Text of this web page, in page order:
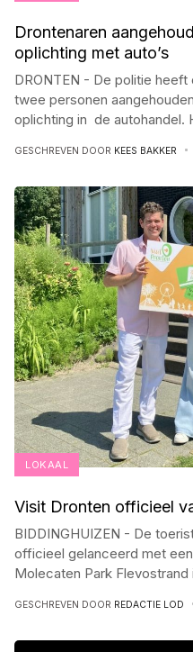
Drontenaren
oplichting met auto’s
DRONTEN - De politie
twee personen
oplichting in de autohandel.
GESCHREVEN DOOR KEES BAKKER
LOKAAL
Visit Dronten officieel
BIDDINGHUIZEN - De
officieel gelanceerd met
Molecaten Park Flevostrand
GESCHREVEN DOOR REDACTIE LOD